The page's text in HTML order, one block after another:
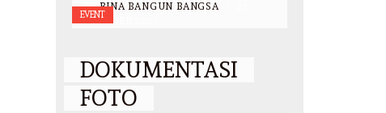
BY BINA BANGUN BANGSA
OKTOBER 2025
EVENT
DOKUMENTASI
FOTO